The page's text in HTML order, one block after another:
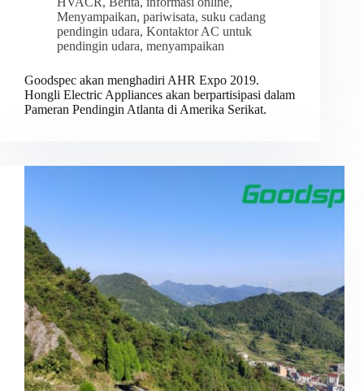
Menyampaikan, pariwisata, suku cadang
pendingin udara, Kontaktor AC untuk
pendingin udara, menyampaikan
Goodspec akan menghadiri AHR Expo 2019.
Hongli Electric Appliances akan berpartisipasi dalam
Pameran Pendingin Atlanta di Amerika Serikat.